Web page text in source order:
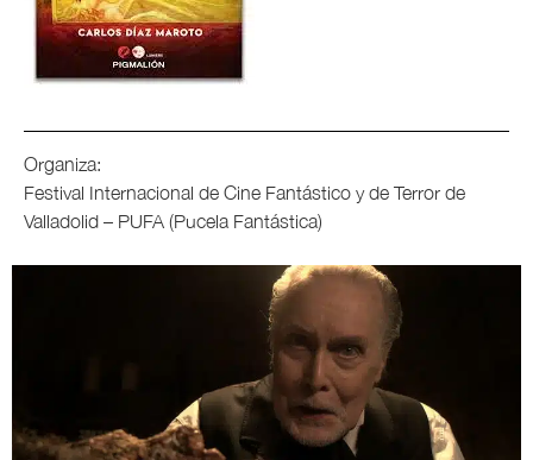
Organiza:
Festival Internacional de Cine Fantástico y de Terror de
Valladolid – PUFA (Pucela Fantástica)